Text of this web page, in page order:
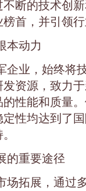
断的技术创
首，并引领
本动力
企业，始终将
资源，致力
性能和质量
性均达到了
的重要途径
场拓展，通过